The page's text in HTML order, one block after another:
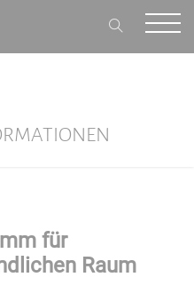
für
Raum